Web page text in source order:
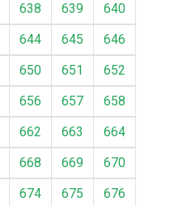
638 639
640
644 645
646
650 651
652
656 657
658
662 663
664
668 669
670
674 675
676